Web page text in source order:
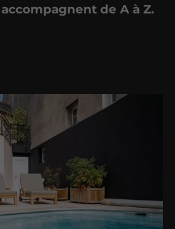
de A à Z.